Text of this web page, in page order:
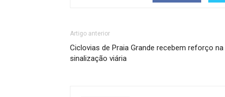
Artigo anterior
Ciclovias de Praia Grande recebem reforço na
sinalização viária